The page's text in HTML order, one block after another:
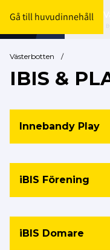
Gå till huvudinnehåll
Västerbotten /
IBIS &
Innebandy Play
iBIS Förening
iBIS Domare